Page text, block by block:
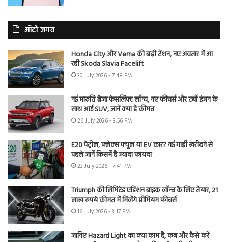
ऑटो जगत
Honda City और Verna की बढ़ी टेंशन, नए अवतार में आ
रही Skoda Slavia Facelift
30 July 2026 - 7:48 PM
नई मारुति ब्रेजा फेसलिफ्ट लॉन्च, नए फीचर्स और टर्बो इंजन के
साथ आई SUV, जानें क्या है कीमत
26 July 2026 - 3:56 PM
E20 पेट्रोल, फ्लेक्स फ्यूल या EV कार? नई गाड़ी खरीदने से
पहले जानें किसमें है ज्यादा फायदा
23 July 2026 - 7:41 PM
Triumph की लिमिटेड एडिशन बाइक लॉन्च के लिए तैयार, 21
लाख रुपये कीमत में मिलेंगे प्रीमियम फीचर्स
16 July 2026 - 3:17 PM
जानिए Hazard Light का क्या काम है, कब और कैसे करें